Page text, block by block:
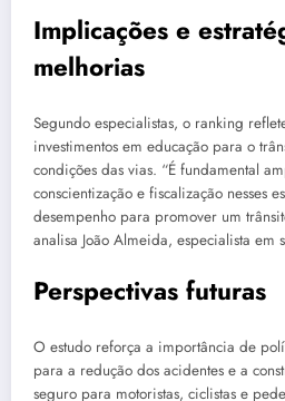
Implicações e
melhorias
Segundo especialistas, o ranking
investimentos em educação para o
condições das vias. “É fundamental
conscientização e fiscalização nesses
desempenho para promover um
analisa João Almeida, especialista em
Perspectivas futuras
O estudo reforça a importância de
para a redução dos acidentes e a
seguro para motoristas, ciclistas e